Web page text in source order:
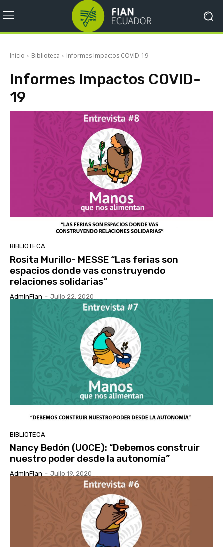
Inicio Biblioteca Informes Impactos COVID-19
Informes Impactos COVID-
19
BIBLIOTECA
Rosita Murillo- MESSE “Las ferias son
espacios donde vas construyendo
relaciones solidarias”
AdminFian - Julio 22, 2020
BIBLIOTECA
Nancy Bedón (UOCE): “Debemos construir
nuestro poder desde la autonomía”
AdminFian - Julio 19, 2020